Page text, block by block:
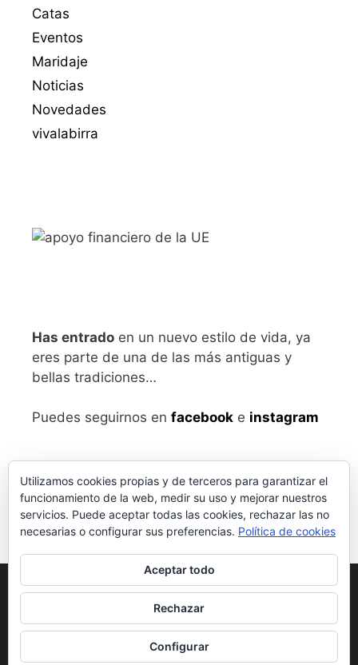
Catas
Eventos
Maridaje
Noticias
Novedades
vivalabirra
Has entrado en un nuevo estilo de vida, ya
eres parte de una de las más antiguas y
bellas tradiciones…
Puedes seguirnos en facebook e instagram
Aviso legaly Política de Privacidad
Condiciones generales de compra
• Creado con
Utilizamos cookies propias y de terceros para garantizar el
funcionamiento de la web, medir su uso y mejorar nuestros
servicios. Puede aceptar todas las cookies, rechazar las no
necesarias o configurar sus preferencias. Política de cookies
Aceptar todo
Rechazar
Configurar